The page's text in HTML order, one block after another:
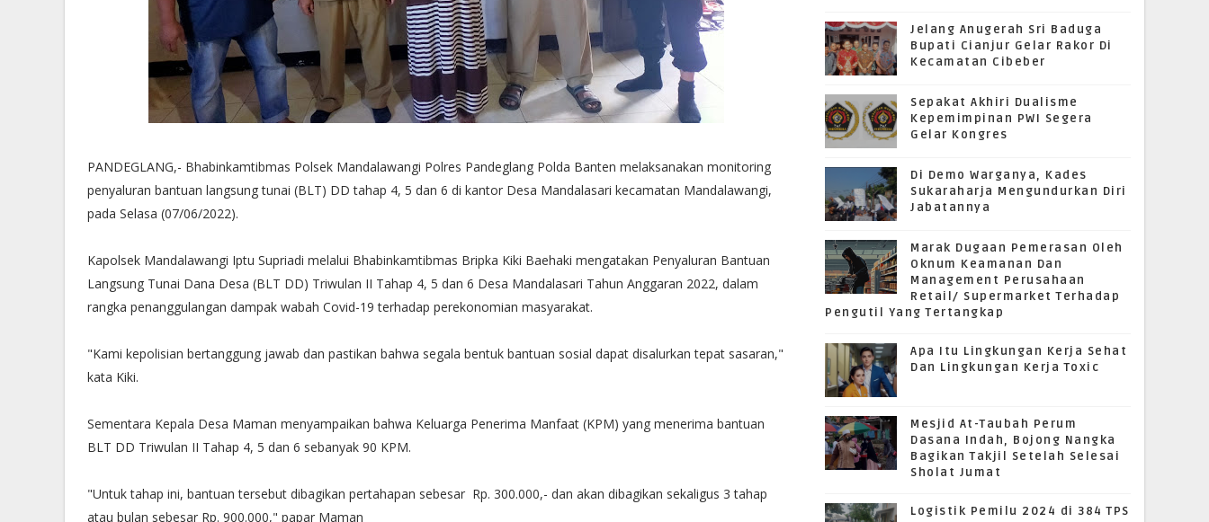
PANDEGLANG,- Bhabinkamtibmas Polsek Mandalawangi Polres Pandeglang Polda Banten melaksanakan monitoring
penyaluran bantuan langsung tunai (BLT) DD tahap 4, 5 dan 6 di kantor Desa Mandalasari kecamatan Mandalawangi,
pada Selasa (07/06/2022).
Kapolsek Mandalawangi Iptu Supriadi melalui Bhabinkamtibmas Bripka Kiki Baehaki mengatakan Penyaluran Bantuan
Langsung Tunai Dana Desa (BLT DD) Triwulan II Tahap 4, 5 dan 6 Desa Mandalasari Tahun Anggaran 2022, dalam
rangka penanggulangan dampak wabah Covid-19 terhadap perekonomian masyarakat.
"Kami kepolisian bertanggung jawab dan pastikan bahwa segala bentuk bantuan sosial dapat disalurkan tepat sasaran,"
kata Kiki.
Sementara Kepala Desa Maman menyampaikan bahwa Keluarga Penerima Manfaat (KPM) yang menerima bantuan
BLT DD Triwulan II Tahap 4, 5 dan 6 sebanyak 90 KPM.
"Untuk tahap ini, bantuan tersebut dibagikan pertahapan sebesar Rp. 300.000,- dan akan dibagikan sekaligus 3 tahap
atau bulan sebesar Rp. 900.000," papar Maman
Jelang Anugerah Sri Baduga
Bupati Cianjur Gelar Rakor Di
Kecamatan Cibeber
Sepakat Akhiri Dualisme
Kepemimpinan PWI Segera
Gelar Kongres
Di Demo Warganya, Kades
Sukaraharja Mengundurkan Diri
Jabatannya
Marak Dugaan Pemerasan Oleh
Oknum Keamanan Dan
Management Perusahaan
Retail/ Supermarket Terhadap
Pengutil Yang Tertangkap
Apa Itu Lingkungan Kerja Sehat
Dan Lingkungan Kerja Toxic
Mesjid At-Taubah Perum
Dasana Indah, Bojong Nangka
Bagikan Takjil Setelah Selesai
Sholat Jumat
Logistik Pemilu 2024 di 384 TPS